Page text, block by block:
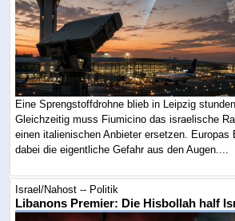
Eine Sprengstoffdrohne blieb in Leipzig
Gleichzeitig muss Fiumicino das israelische
einen italienischen Anbieter ersetzen. Europas
dabei die eigentliche Gefahr aus den Augen....
Israel/Nahost -- Politik
Libanons Premier: Die Hisbollah half